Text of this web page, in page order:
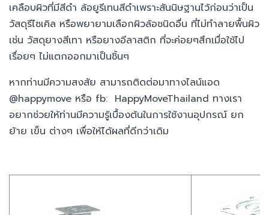
เคลือบผิวที่มีสีดำ ล้อยูรีเทนสีดำเพราะสันนิษฐานไว้ก่อนว่าเป็น
วัสดุรีไซเคิล หรือพยายามเลือกผิวล้อชนิดอื่น ที่ไม่ทำลายพื้นผิว
เช่น วัสดุยางสีเทา หรือยางอีลาสติก ที่จะค่อยๆสึกเมื่อใช้ไป
เรื่อยๆ ไม่แตกออกมาเป็นชิ้นๆ
หากท่านมีความสงสัย สามารถติดต่อมาทางไลน์แอด
@happymove หรือ fb: HappyMoveThailand ทางเรา
อยากช่วยให้ท่านมีความรู้เบื้องต้นในการใช้งานอุปกรณ์ ยก
ย้าย เข็น ต่างๆ เพื่อให้ได้ผลที่ดีกว่าเดิม